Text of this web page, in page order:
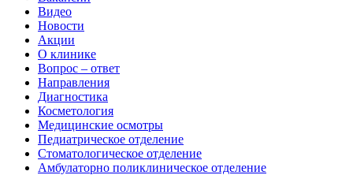
Видео
Новости
Акции
О клинике
Вопрос – ответ
Направления
Диагностика
Косметология
Медицинские осмотры
Педиатрическое отделение
Стоматологическое отделение
Амбулаторно поликлиническое отделение